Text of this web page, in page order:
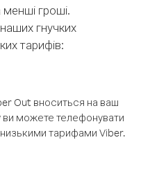
гроші.
гнучких
тарифів:
Out вноситься на ваш
ви можете телефонувати
низькими тарифами Viber.